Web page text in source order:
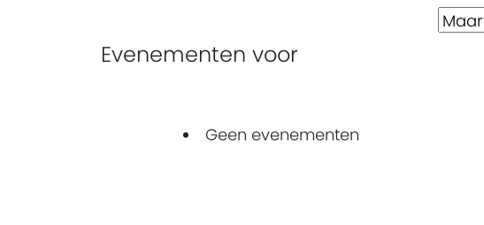
Evenementen voor
Geen evenementen